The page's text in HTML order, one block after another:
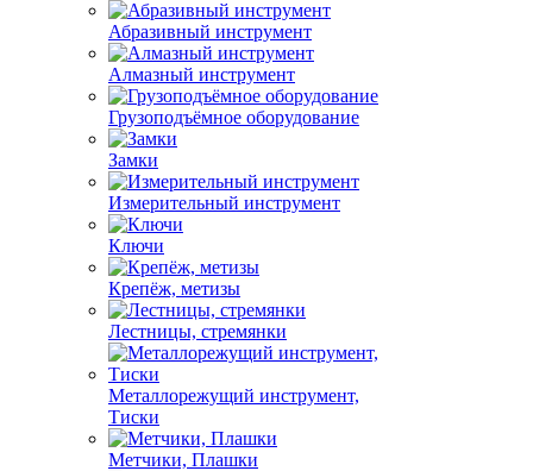
Абразивный инструмент
Алмазный инструмент
Грузоподъёмное оборудование
Замки
Измерительный инструмент
Ключи
Крепёж, метизы
Лестницы, стремянки
Металлорежущий инструмент,
Тиски
Метчики, Плашки